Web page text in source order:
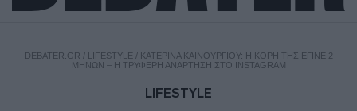
DEBATER.GR / LIFESTYLE / ΚΑΤΕΡΊΝΑ ΚΑΙΝΟΎΡΓΙΟΥ: Η ΚΌΡΗ ΤΗΣ ΈΓΙΝΕ 2
ΜΗΝΏΝ – Η ΤΡΥΦΕΡΉ ΑΝΆΡΤΗΣΗ ΣΤΟ INSTAGRAM
LIFESTYLE